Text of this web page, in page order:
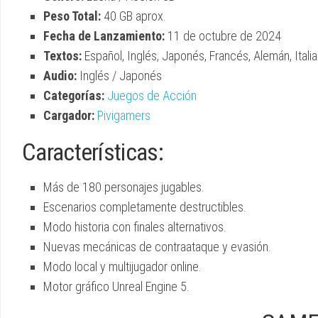
Peso Total: 40 GB aprox.
Fecha de Lanzamiento: 11 de octubre de 2024
Textos: Español, Inglés, Japonés, Francés, Alemán,
Audio: Inglés / Japonés
Categorías: Juegos de Acción
Cargador: Pivigamers
Características:
Más de 180 personajes jugables.
Escenarios completamente destructibles.
Modo historia con finales alternativos.
Nuevas mecánicas de contraataque y evasión.
Modo local y multijugador online.
Motor gráfico Unreal Engine 5.